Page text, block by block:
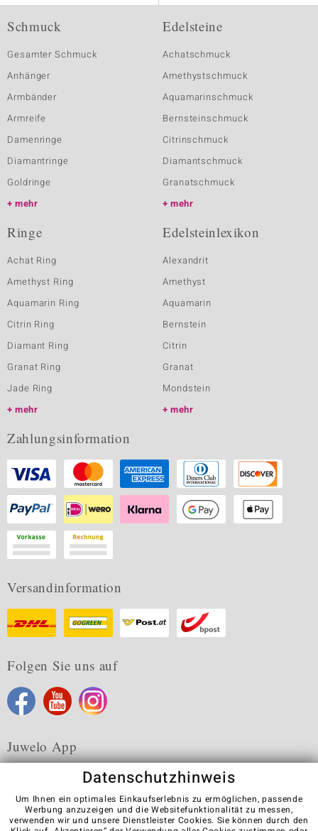
Schmuck
Gesamter Schmuck
Anhänger
Armbänder
Armreife
Damenringe
Diamantringe
Goldringe
mehr
Edelsteine
Achatschmuck
Amethystschmuck
Aquamarinschmuck
Bernsteinschmuck
Citrinschmuck
Diamantschmuck
Granatschmuck
mehr
Ringe
Achat Ring
Amethyst Ring
Aquamarin Ring
Citrin Ring
Diamant Ring
Granat Ring
Jade Ring
mehr
Edelsteinlexikon
Alexandrit
Amethyst
Aquamarin
Bernstein
Citrin
Granat
Mondstein
mehr
Zahlungsinformation
Versandinformation
Folgen Sie uns auf
Juwelo App
Karriere AGB Datenschutz Cookies
Impressum
Datenschutzhinweis
Um Ihnen ein optimales Einkaufserlebnis zu ermöglichen, passende
Werbung anzuzeigen und die Websitefunktionalität zu messen,
verwenden wir und unsere Dienstleister Cookies. Sie können durch den